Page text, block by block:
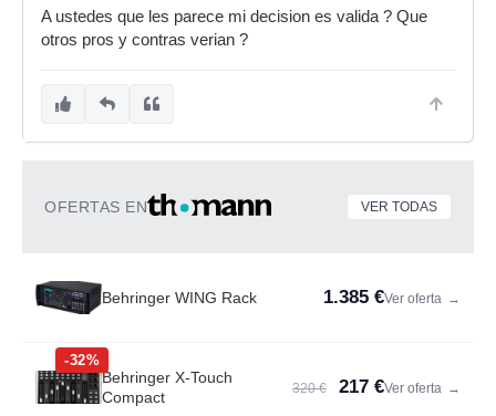
A ustedes que les parece mi decision es valida ? Que
otros pros y contras verian ?
OFERTAS EN VER TODAS
Behringer WING Rack 1.385 €Ver oferta →
-32%
Behringer X-Touch
Compact
320 € 217 €Ver oferta →